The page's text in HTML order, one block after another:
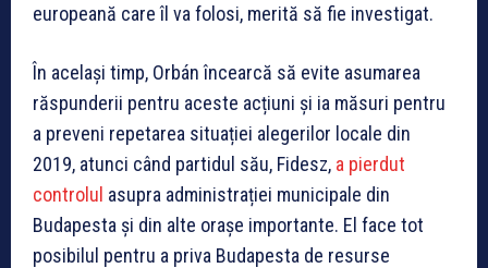
europeană care îl va folosi, merită să fie investigat.
În același timp, Orbán încearcă să evite asumarea
răspunderii pentru aceste acțiuni și ia măsuri pentru
a preveni repetarea situației alegerilor locale din
2019, atunci când partidul său, Fidesz, a pierdut
controlul asupra administrației municipale din
Budapesta și din alte orașe importante. El face tot
posibilul pentru a priva Budapesta de resurse